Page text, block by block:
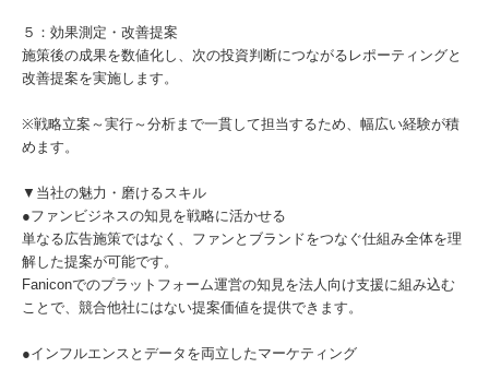
５：効果測定・改善提案
施策後の成果を数値化し、次の投資判断につながるレポーティングと
改善提案を実施します。
※戦略立案～実行～分析まで一貫して担当するため、幅広い経験が積
めます。
▼当社の魅力・磨けるスキル
●ファンビジネスの知見を戦略に活かせる
単なる広告施策ではなく、ファンとブランドをつなぐ仕組み全体を理
解した提案が可能です。
Faniconでのプラットフォーム運営の知見を法人向け支援に組み込む
ことで、競合他社にはない提案価値を提供できます。
●インフルエンスとデータを両立したマーケティング